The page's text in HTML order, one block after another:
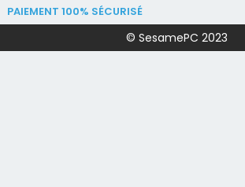
PAIEMENT 100% SÉCURISÉ
© SesamePC 2023